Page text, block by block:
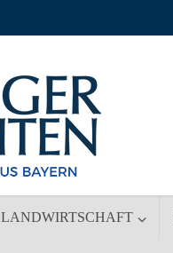
LANDWIRTSCHAFT